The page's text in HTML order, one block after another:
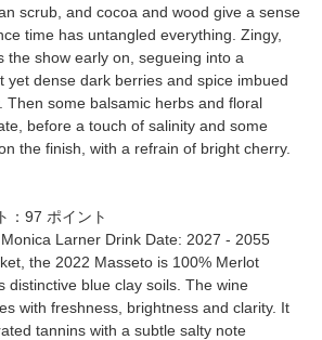
scrub, and cocoa and wood give a sense
time has untangled everything. Zingy,
the show early on, segueing into a
yet dense dark berries and spice imbued
Then some balsamic herbs and floral
before a touch of salinity and some
the finish, with a refrain of bright cherry.
：97 ポイント
Larner Drink Date: 2027 - 2055
the 2022 Masseto is 100% Merlot
distinctive blue clay soils. The wine
with freshness, brightness and clarity. It
tannins with a subtle salty note